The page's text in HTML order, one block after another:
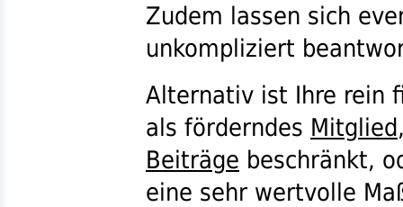
Zudem lassen sich
unkompliziert
Alternativ ist Ihre rein
als förderndes Mitglied
Beiträge beschränkt,
eine sehr wertvolle